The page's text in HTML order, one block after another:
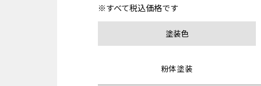
※すべて税込価格です
塗装色
粉体塗装